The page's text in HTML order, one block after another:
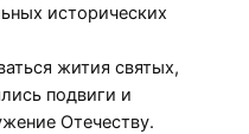
исторических
жития святых,
подвиги и
Отечеству.